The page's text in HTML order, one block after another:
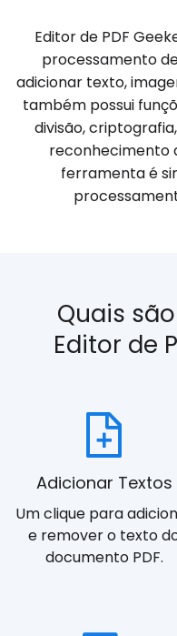
Editor de PDF
processamento
adicionar texto,
também possui
divisão,
reconhecimento
ferramenta é
Quais
Editor de
Adicionar Textos
Um clique para
e remover o texto
documento PDF.